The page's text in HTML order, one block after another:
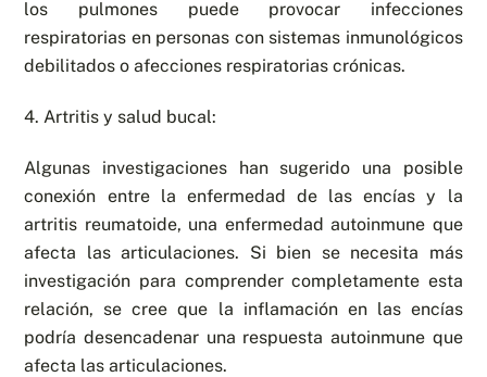
los pulmones puede provocar infecciones
respiratorias en personas con sistemas inmunológicos
debilitados o afecciones respiratorias crónicas.
4. Artritis y salud bucal:
Algunas investigaciones han sugerido una posible
conexión entre la enfermedad de las encías y la
artritis reumatoide, una enfermedad autoinmune que
afecta las articulaciones. Si bien se necesita más
investigación para comprender completamente esta
relación, se cree que la inflamación en las encías
podría desencadenar una respuesta autoinmune que
afecta las articulaciones.